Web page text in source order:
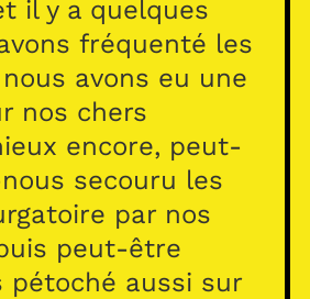
il y a quelques
fréquenté les
avons eu une
nos chers
encore, peut-
secouru les
par nos
peut-être
pétoché aussi sur